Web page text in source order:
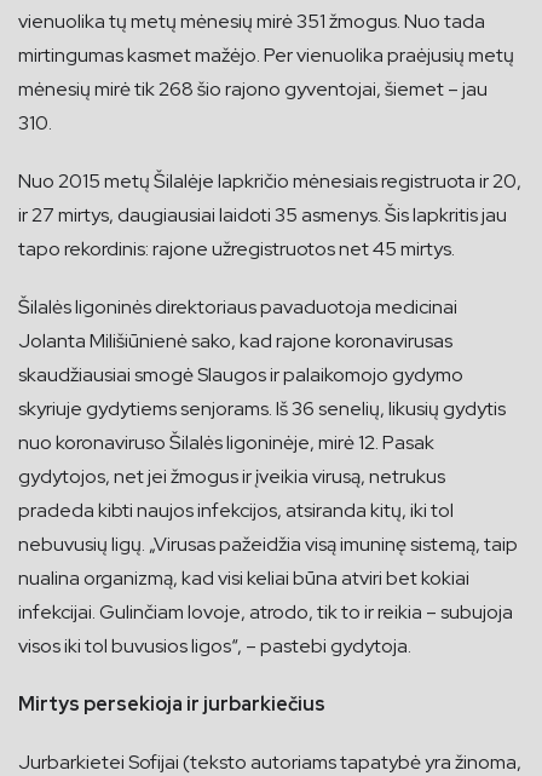
vienuolika tų metų mėnesių mirė 351 žmogus. Nuo tada
mirtingumas kasmet mažėjo. Per vienuolika praėjusių metų
mėnesių mirė tik 268 šio rajono gyventojai, šiemet – jau
310.
Nuo 2015 metų Šilalėje lapkričio mėnesiais registruota ir 20,
ir 27 mirtys, daugiausiai laidoti 35 asmenys. Šis lapkritis jau
tapo rekordinis: rajone užregistruotos net 45 mirtys.
Šilalės ligoninės direktoriaus pavaduotoja medicinai
Jolanta Milišiūnienė sako, kad rajone koronavirusas
skaudžiausiai smogė Slaugos ir palaikomojo gydymo
skyriuje gydytiems senjorams. Iš 36 senelių, likusių gydytis
nuo koronaviruso Šilalės ligoninėje, mirė 12. Pasak
gydytojos, net jei žmogus ir įveikia virusą, netrukus
pradeda kibti naujos infekcijos, atsiranda kitų, iki tol
nebuvusių ligų. „Virusas pažeidžia visą imuninę sistemą, taip
nualina organizmą, kad visi keliai būna atviri bet kokiai
infekcijai. Gulinčiam lovoje, atrodo, tik to ir reikia – subujoja
visos iki tol buvusios ligos“, – pastebi gydytoja.
Mirtys persekioja ir jurbarkiečius
Jurbarkietei Sofijai (teksto autoriams tapatybė yra žinoma,